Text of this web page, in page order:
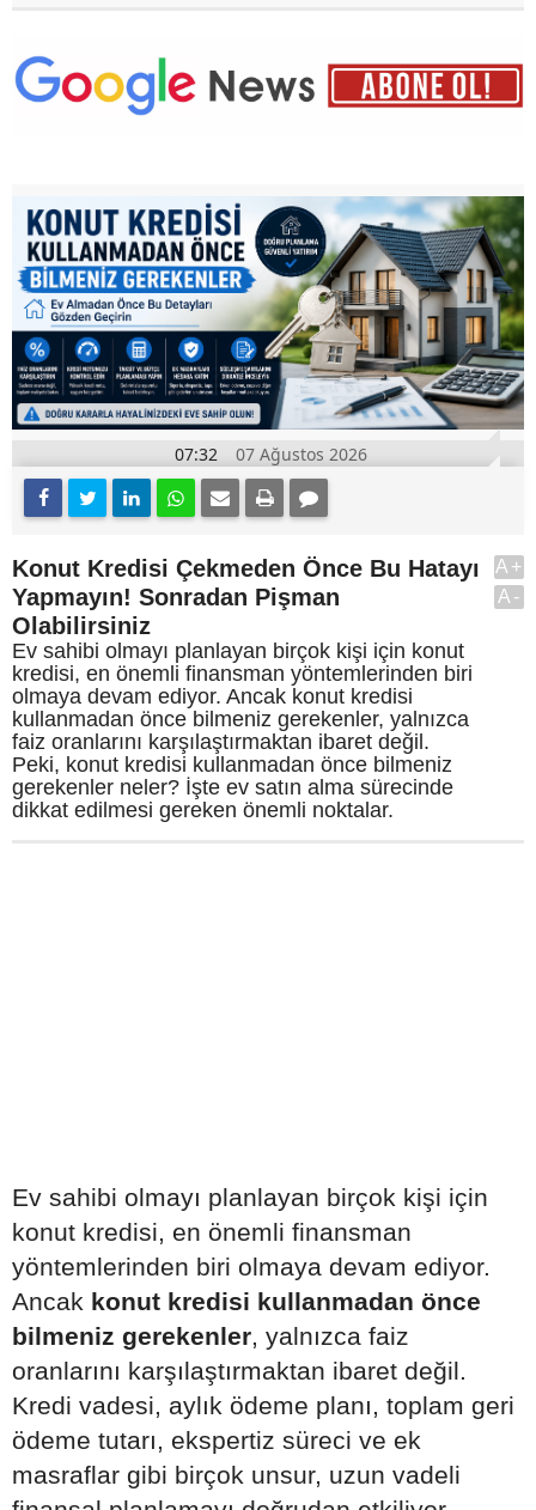
07:32 07 Ağustos 2026
Konut Kredisi Çekmeden Önce Bu Hatayı
Yapmayın! Sonradan Pişman
Olabilirsiniz
Ev sahibi olmayı planlayan birçok kişi için konut
kredisi, en önemli finansman yöntemlerinden biri
olmaya devam ediyor. Ancak konut kredisi
kullanmadan önce bilmeniz gerekenler, yalnızca
faiz oranlarını karşılaştırmaktan ibaret değil.
Peki, konut kredisi kullanmadan önce bilmeniz
gerekenler neler? İşte ev satın alma sürecinde
dikkat edilmesi gereken önemli noktalar.
A+
A-
Ev sahibi olmayı planlayan birçok kişi için
konut kredisi, en önemli finansman
yöntemlerinden biri olmaya devam ediyor.
Ancak konut kredisi kullanmadan önce
bilmeniz gerekenler, yalnızca faiz
oranlarını karşılaştırmaktan ibaret değil.
Kredi vadesi, aylık ödeme planı, toplam geri
ödeme tutarı, ekspertiz süreci ve ek
masraflar gibi birçok unsur, uzun vadeli